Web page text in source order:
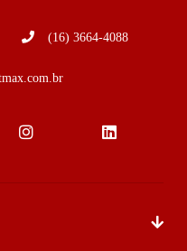
(16) 3664-4088